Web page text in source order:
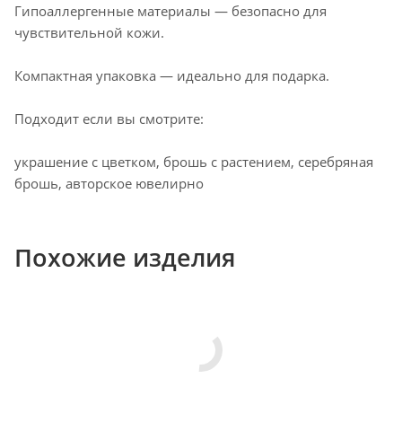
Гипоаллергенные материалы — безопасно для
чувствительной кожи.
Компактная упаковка — идеально для подарка.
Подходит если вы смотрите:
украшение с цветком, брошь с растением, серебряная
брошь, авторское ювелирно
Похожие изделия